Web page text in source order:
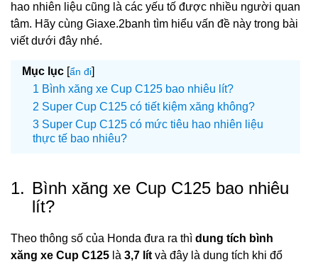
hao nhiên liệu cũng là các yếu tố được nhiều người quan
tâm. Hãy cùng Giaxe.2banh tìm hiểu vấn đề này trong bài
viết dưới đây nhé.
Mục lục [ẩn đi]
Bình xăng xe Cup C125 bao nhiêu lít?
Super Cup C125 có tiết kiệm xăng không?
Super Cup C125 có mức tiêu hao nhiên liệu
thực tế bao nhiêu?
1. Bình xăng xe Cup C125 bao nhiêu
lít?
Theo thông số của Honda đưa ra thì dung tích bình
xăng xe Cup C125 là 3,7 lít và đây là dung tích khi đổ